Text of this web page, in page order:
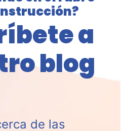
a
blog
de las